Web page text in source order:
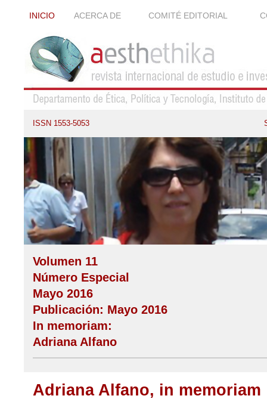
INICIO ACERCA DE COMITÉ EDITORIAL
ISSN 1553-5053
Volumen 11
Número Especial
Mayo 2016
Publicación: Mayo 2016
In memoriam:
Adriana Alfano
Adriana Alfano, in memoriam